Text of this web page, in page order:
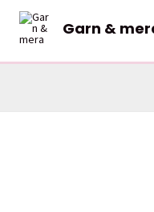
Hoppa
innehåll
Garn &
Sale!
Sale!
Sale!
Sale!